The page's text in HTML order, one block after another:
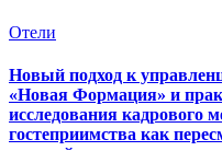
Отели
Новый подход к
«Новая Формация» и
исследования кадрового
гостеприимства как